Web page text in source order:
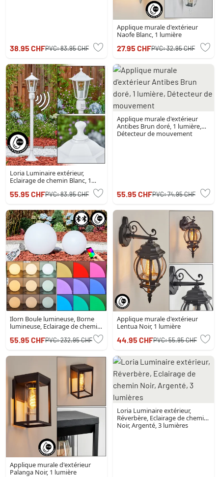
38.95 CHFPVC:83.95 CHF
Applique murale d'extérieur
Naofe Blanc, 1 lumière
27.95 CHFPVC:32.95 CHF
Loria Luminaire extérieur,
Eclairage de chemin Blanc, 1
mouvement
55.95 CHFPVC:83.95 CHF
Applique murale d'extérieur
Antibes Brun doré, 1 lumière,
Détecteur de mouvement
55.95 CHFPVC:74.95 CHF
Ilorn Boule lumineuse, Borne
lumineuse, Eclairage de chemin
Télécommandes
55.95 CHFPVC:232.95 CHF
Applique murale d'extérieur
Lentua Noir, 1 lumière
44.95 CHFPVC:55.95 CHF
Applique murale d'extérieur
Palanga Noir, 1 lumière
Loria Luminaire extérieur,
Réverbère, Eclairage de chemin
Noir, Argenté, 3 lumières